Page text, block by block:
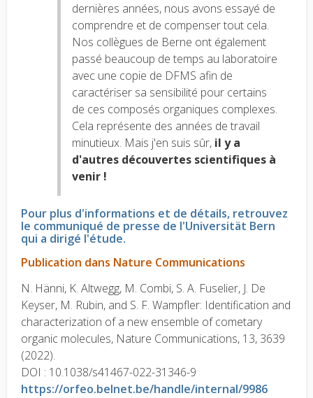
dernières années, nous avons essayé de
comprendre et de compenser tout cela.
Nos collègues de Berne ont également
passé beaucoup de temps au laboratoire
avec une copie de DFMS afin de
caractériser sa sensibilité pour certains
de ces composés organiques complexes.
Cela représente des années de travail
minutieux. Mais j'en suis sûr, il y a
d'autres découvertes scientifiques à
venir !
Pour plus d'informations et de détails, retrouvez
le communiqué de presse de l'Universität Bern
qui a dirigé l'étude.
Publication dans Nature Communications
N. Hänni, K. Altwegg, M. Combi, S. A. Fuselier, J. De
Keyser, M. Rubin, and S. F. Wampfler: Identification and
characterization of a new ensemble of cometary
organic molecules, Nature Communications, 13, 3639
(2022).
DOI : 10.1038/s41467-022-31346-9
https://orfeo.belnet.be/handle/internal/9986